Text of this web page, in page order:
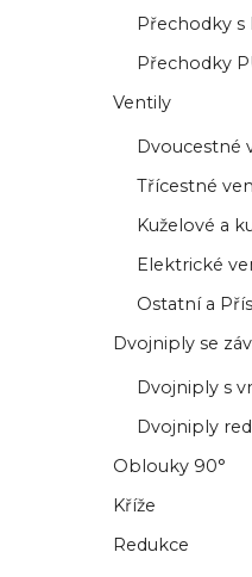
Přechodky
Přechodky
Ventily
Dvoucestné
Třícestné
Kuželové a
Elektrické
Ostatní a
Dvojniply se
Dvojniply s
Dvojniply
Oblouky 90°
Kříže
Redukce